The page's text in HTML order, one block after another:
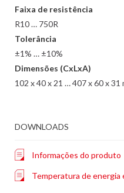
Faixa de resistência
R10 … 750R
Tolerância
±1% … ±10%
Dimensões (CxLxA)
102 x 40 x 21 … 407 x 60 x 31
DOWNLOADS
Informações do produto
Temperatura de energia